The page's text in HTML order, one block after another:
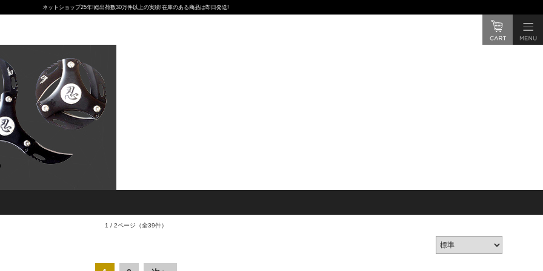
ネットショップ25年!総出荷数30万件以上の実績!在庫のある商品は即日発送!
1 / 2ページ （全39件）